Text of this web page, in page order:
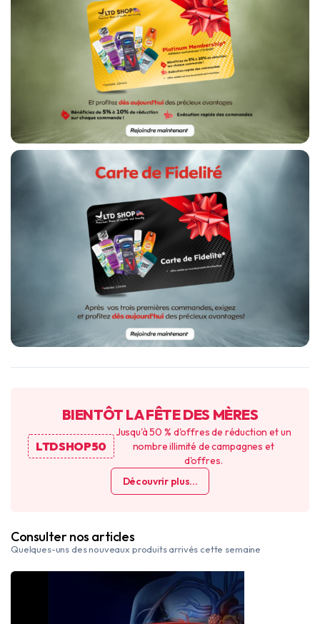
BIENTÔT LA FÊTE DES MÈRES
LTDSHOP50
Jusqu'à 50 % d'offres de réduction et un
nombre illimité de campagnes et
d'offres.
Découvrir plus...
Consulter nos articles
Quelques-uns des nouveaux produits arrivés cette semaine